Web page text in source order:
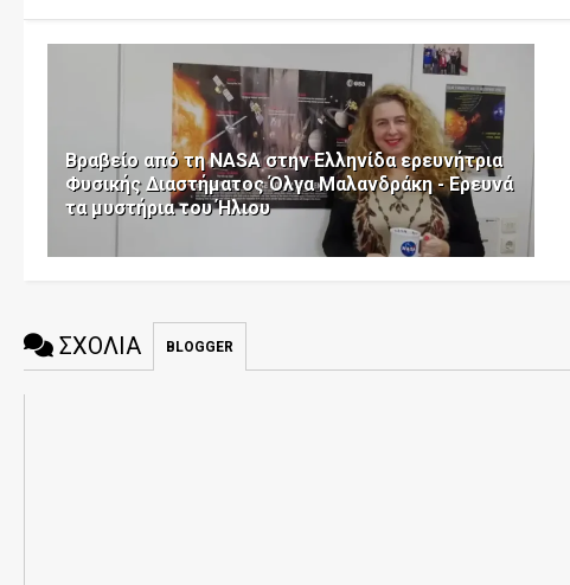
Βραβείο από τη ΝASA στην Ελληνίδα ερευνήτρια
Φυσικής Διαστήματος Όλγα Μαλανδράκη - Ερευνά
τα μυστήρια του Ήλιου
ΣΧΟΛΙΑ BLOGGER